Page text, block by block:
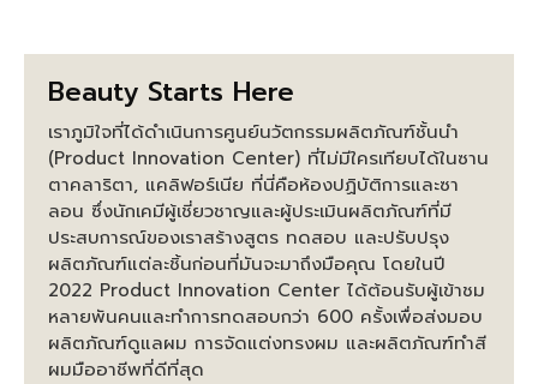
Beauty Starts Here
เราภูมิใจที่ได้ดำเนินการศูนย์นวัตกรรมผลิตภัณฑ์ชั้นนำ
(Product Innovation Center) ที่ไม่มีใครเทียบได้ในซาน
ตาคลาริตา, แคลิฟอร์เนีย ที่นี่คือห้องปฏิบัติการและซา
ลอน ซึ่งนักเคมีผู้เชี่ยวชาญและผู้ประเมินผลิตภัณฑ์ที่มี
ประสบการณ์ของเราสร้างสูตร ทดสอบ และปรับปรุง
ผลิตภัณฑ์แต่ละชิ้นก่อนที่มันจะมาถึงมือคุณ โดยในปี
2022 Product Innovation Center ได้ต้อนรับผู้เข้าชม
หลายพันคนและทำการทดสอบกว่า 600 ครั้งเพื่อส่งมอบ
ผลิตภัณฑ์ดูแลผม การจัดแต่งทรงผม และผลิตภัณฑ์ทำสี
ผมมืออาชีพที่ดีที่สุด